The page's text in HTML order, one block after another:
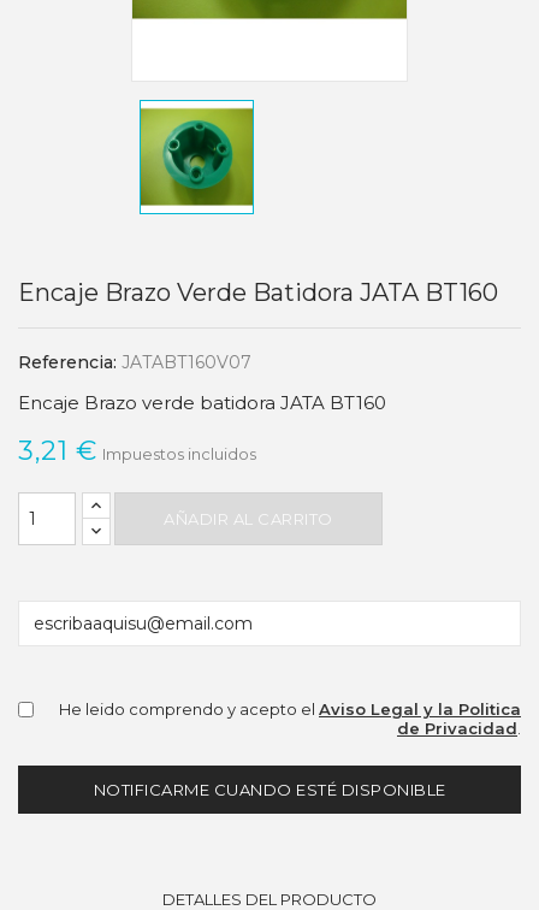
Encaje Brazo Verde Batidora JATA BT160
Referencia: JATABT160V07
Encaje Brazo verde batidora JATA BT160
3,21 € Impuestos incluidos
AÑADIR AL CARRITO
He leido comprendo y acepto el Aviso Legal y la Politica
de Privacidad
NOTIFICARME CUANDO ESTÉ DISPONIBLE
DETALLES DEL PRODUCTO